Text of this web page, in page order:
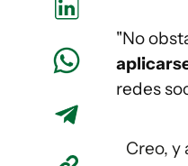
"No
redes
Creo, y